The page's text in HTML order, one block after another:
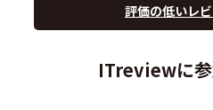
評価の低いレ
ITreviewに参